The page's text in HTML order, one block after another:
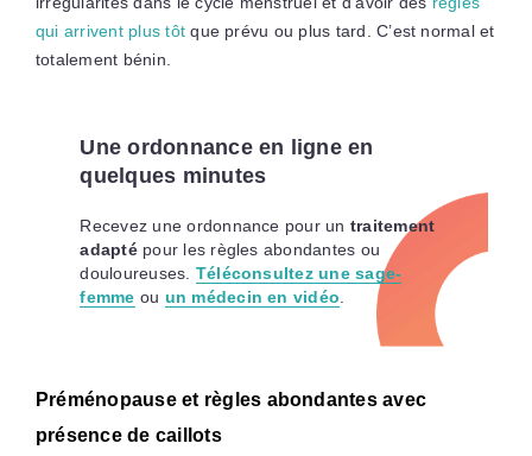
qui arrivent plus tôt que prévu ou plus tard. C’est normal et
totalement bénin.
Une ordonnance en ligne en
quelques minutes
Recevez une ordonnance pour un traitement
adapté pour les règles abondantes ou
douloureuses. Téléconsultez une sage-
femme ou un médecin en vidéo
Préménopause et règles abondantes avec
présence de caillots